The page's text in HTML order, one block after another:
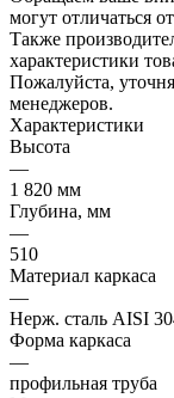
могут отличаться
Также
характеристики
Пожалуйста,
менеджеров.
Характеристики
Высота
—
1 820 мм
Глубина, мм
—
510
Материал каркаса
—
Нерж. сталь AISI
Форма каркаса
—
профильная труба